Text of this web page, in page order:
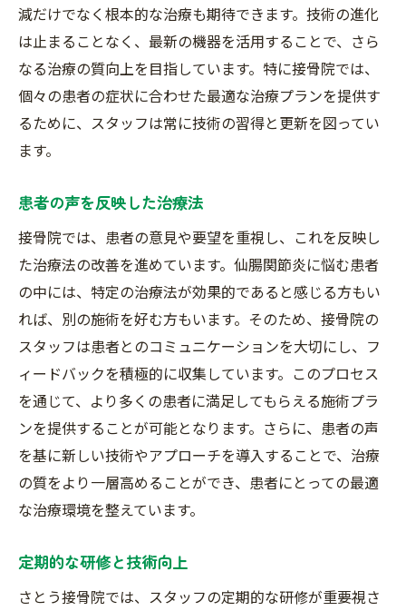
減だけでなく根本的な治療も期待できます。技術の進化
は止まることなく、最新の機器を活用することで、さら
なる治療の質向上を目指しています。特に接骨院では、
個々の患者の症状に合わせた最適な治療プランを提供す
るために、スタッフは常に技術の習得と更新を図ってい
ます。
患者の声を反映した治療法
接骨院では、患者の意見や要望を重視し、これを反映し
た治療法の改善を進めています。仙腸関節炎に悩む患者
の中には、特定の治療法が効果的であると感じる方もい
れば、別の施術を好む方もいます。そのため、接骨院の
スタッフは患者とのコミュニケーションを大切にし、フ
ィードバックを積極的に収集しています。このプロセス
を通じて、より多くの患者に満足してもらえる施術プラ
ンを提供することが可能となります。さらに、患者の声
を基に新しい技術やアプローチを導入することで、治療
の質をより一層高めることができ、患者にとっての最適
な治療環境を整えています。
定期的な研修と技術向上
さとう接骨院では、スタッフの定期的な研修が重要視さ